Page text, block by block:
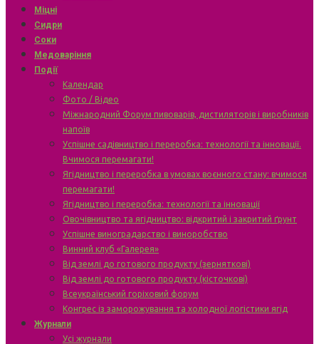
Міцні
Сидри
Соки
Медоваріння
Події
Календар
Фото / Відео
Міжнародний Форум пивоварів, дистиляторів і виробників
напоїв
Успішне садівництво і переробка: технології та інновації.
Вчимося перемагати!
Ягідництво і переробка в умовах воєнного стану: вчимося
перемагати!
Ягідництво і переробка: технології та інновації
Овочівництво та ягідництво: відкритий і закритий ґрунт
Успішне виноградарство і виноробство
Винний клуб «Галерея»
Від землі до готового продукту (зерняткові)
Від землі до готового продукту (кісточкові)
Всеукраїнський горіховий форум
Конгрес із заморожування та холодної логістики ягід
Журнали
Усі журнали